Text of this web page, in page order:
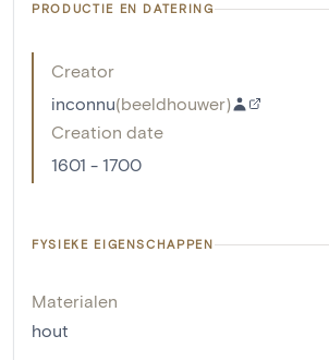
PRODUCTIE EN DATERING
Creator
inconnu(beeldhouwer)
Creation date
1601 - 1700
FYSIEKE EIGENSCHAPPEN
Materialen
hout